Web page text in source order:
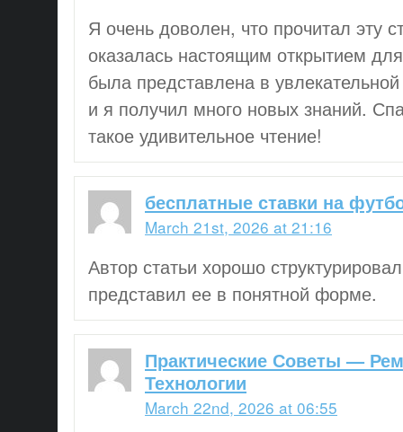
Я очень доволен, что прочитал эту
оказалась настоящим открытием
была представлена в
и я получил много новых знаний.
такое удивительное чтение!
бесплатные ставки на
March 21st, 2026 at 21:16
Автор статьи хорошо
представил ее в понятной форме.
Практические Советы —
Технологии
March 22nd, 2026 at 06:55